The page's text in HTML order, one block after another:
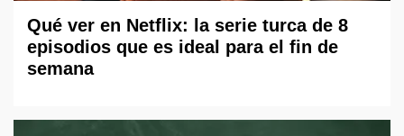
Qué ver en Netflix: la serie turca de 8
episodios que es ideal para el fin de
semana